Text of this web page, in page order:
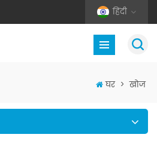
हिंदी
घर > खोज